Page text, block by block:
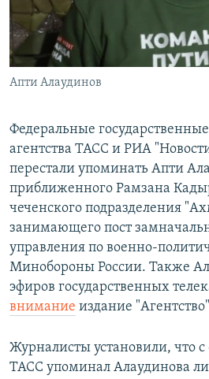
Апти Алаудинов
Федеральные
агентства ТАСС и РИА
перестали упоминать Апти
приближенного Рамзана
чеченского подразделения
занимающего пост
управления по военно-
Минобороны России. Также
эфиров государственных
внимание издание
Журналисты установили, что
ТАСС упоминал Алаудинова